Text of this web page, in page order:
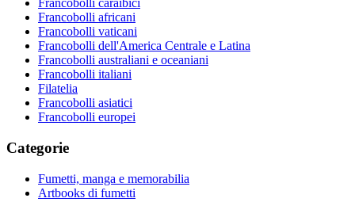
Francobolli caraibici
Francobolli africani
Francobolli vaticani
Francobolli dell'America Centrale e Latina
Francobolli australiani e oceaniani
Francobolli italiani
Filatelia
Francobolli asiatici
Francobolli europei
Categorie
Fumetti, manga e memorabilia
Artbooks di fumetti